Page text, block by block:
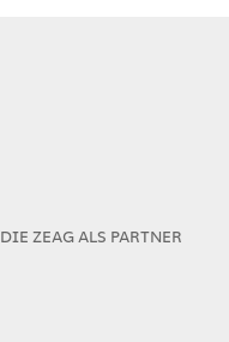
DIE ZEAG ALS PARTNER